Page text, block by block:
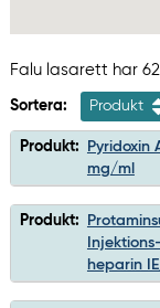
Falu lasarett har
Sortera: Produkt
Produkt:
Pyridoxin
mg/ml
Produkt:
heparin